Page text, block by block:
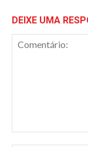
DEIXE UMA